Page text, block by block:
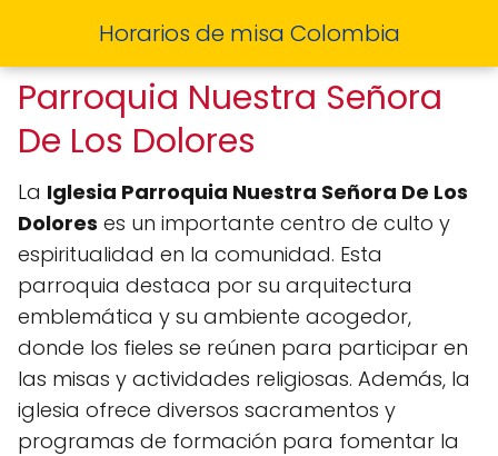
Horarios de misa Colombia
Parroquia Nuestra Señora
De Los Dolores
La Iglesia Parroquia Nuestra Señora De Los
Dolores es un importante centro de culto y
espiritualidad en la comunidad. Esta
parroquia destaca por su arquitectura
emblemática y su ambiente acogedor,
donde los fieles se reúnen para participar en
las misas y actividades religiosas. Además, la
iglesia ofrece diversos sacramentos y
programas de formación para fomentar la